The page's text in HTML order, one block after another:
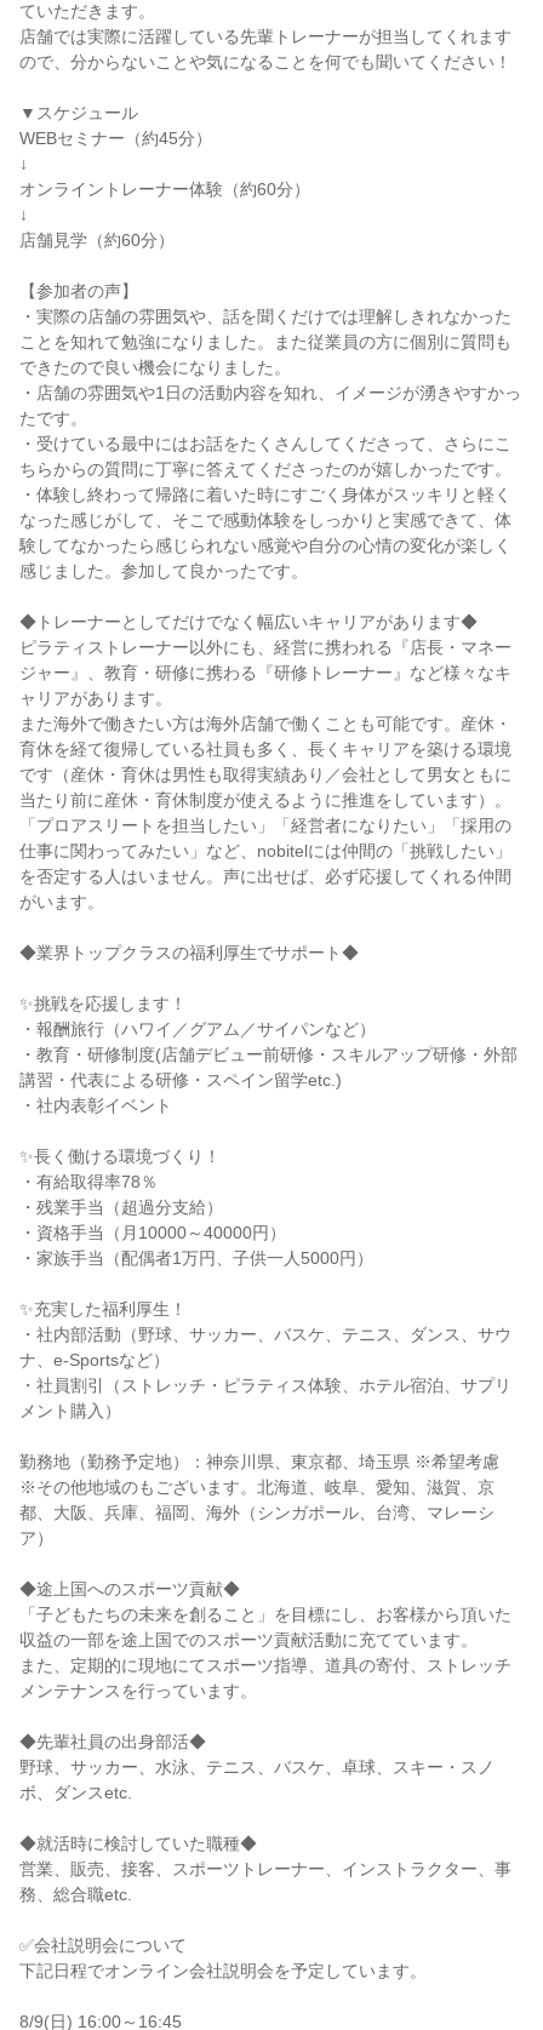
ていただきます。
店舗では実際に活躍している先輩トレーナーが担当してくれます
ので、分からないことや気になることを何でも聞いてください！
▼スケジュール
WEBセミナー（約45分）
↓
オンライントレーナー体験（約60分）
↓
店舗見学（約60分）
【参加者の声】
・実際の店舗の雰囲気や、話を聞くだけでは理解しきれなかった
ことを知れて勉強になりました。また従業員の方に個別に質問も
できたので良い機会になりました。
・店舗の雰囲気や1日の活動内容を知れ、イメージが湧きやすかっ
たです。
・受けている最中にはお話をたくさんしてくださって、さらにこ
ちらからの質問に丁寧に答えてくださったのが嬉しかったです。
・体験し終わって帰路に着いた時にすごく身体がスッキリと軽く
なった感じがして、そこで感動体験をしっかりと実感できて、体
験してなかったら感じられない感覚や自分の心情の変化が楽しく
感じました。参加して良かったです。
◆トレーナーとしてだけでなく幅広いキャリアがあります◆
ピラティストレーナー以外にも、経営に携われる『店長・マネー
ジャー』、教育・研修に携わる『研修トレーナー』など様々なキ
ャリアがあります。
また海外で働きたい方は海外店舗で働くことも可能です。産休・
育休を経て復帰している社員も多く、長くキャリアを築ける環境
です（産休・育休は男性も取得実績あり／会社として男女ともに
当たり前に産休・育休制度が使えるように推進をしています）。
「プロアスリートを担当したい」「経営者になりたい」「採用の
仕事に関わってみたい」など、nobitelには仲間の「挑戦したい」
を否定する人はいません。声に出せば、必ず応援してくれる仲間
がいます。
◆業界トップクラスの福利厚生でサポート◆
✨挑戦を応援します！
・報酬旅行（ハワイ／グアム／サイパンなど）
・教育・研修制度(店舗デビュー前研修・スキルアップ研修・外部
講習・代表による研修・スペイン留学etc.)
・社内表彰イベント
✨長く働ける環境づくり！
・有給取得率78％
・残業手当（超過分支給）
・資格手当（月10000～40000円）
・家族手当（配偶者1万円、子供一人5000円）
✨充実した福利厚生！
・社内部活動（野球、サッカー、バスケ、テニス、ダンス、サウ
ナ、e-Sportsなど）
・社員割引（ストレッチ・ピラティス体験、ホテル宿泊、サプリ
メント購入）
勤務地（勤務予定地）：神奈川県、東京都、埼玉県 ※希望考慮
※その他地域のもございます。北海道、岐阜、愛知、滋賀、京
都、大阪、兵庫、福岡、海外（シンガポール、台湾、マレーシ
ア）
◆途上国へのスポーツ貢献◆
「子どもたちの未来を創ること」を目標にし、お客様から頂いた
収益の一部を途上国でのスポーツ貢献活動に充てています。
また、定期的に現地にてスポーツ指導、道具の寄付、ストレッチ
メンテナンスを行っています。
◆先輩社員の出身部活◆
野球、サッカー、水泳、テニス、バスケ、卓球、スキー・スノ
ボ、ダンスetc.
◆就活時に検討していた職種◆
営業、販売、接客、スポーツトレーナー、インストラクター、事
務、総合職etc.
✅会社説明会について
下記日程でオンライン会社説明会を予定しています。
8/9(日) 16:00～16:45